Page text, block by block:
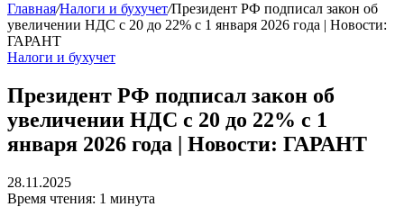
Главная/Налоги и бухучет/Президент РФ подписал закон об
увеличении НДС с 20 до 22% с 1 января 2026 года | Новости:
ГАРАНТ
Налоги и бухучет
Президент РФ подписал закон об
увеличении НДС с 20 до 22% с 1
января 2026 года | Новости: ГАРАНТ
28.11.2025
Время чтения: 1 минута